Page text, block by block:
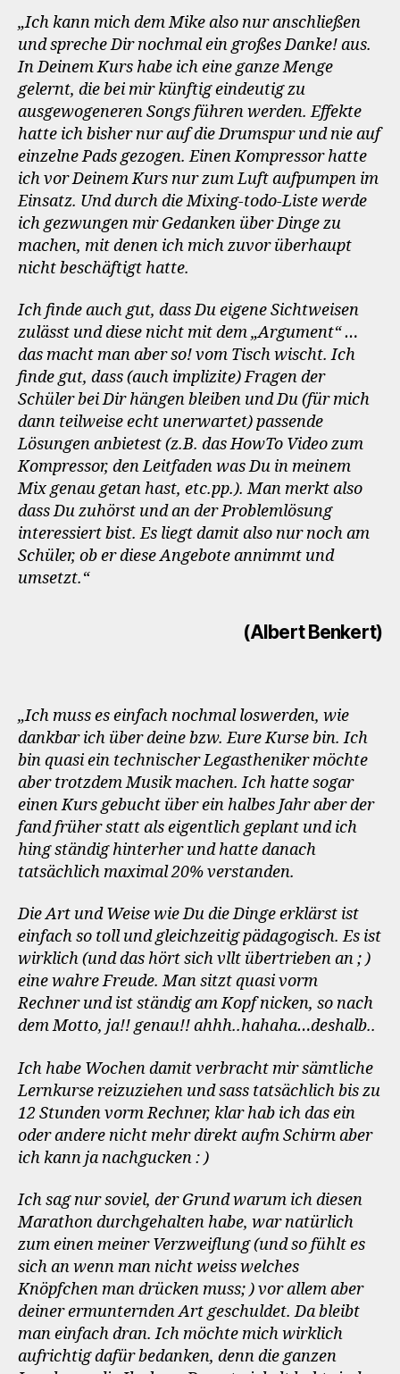
„Ich kann mich dem Mike also nur anschließen
und spreche Dir nochmal ein großes Danke! aus.
In Deinem Kurs habe ich eine ganze Menge
gelernt, die bei mir künftig eindeutig zu
ausgewogeneren Songs führen werden. Effekte
hatte ich bisher nur auf die Drumspur und nie auf
einzelne Pads gezogen. Einen Kompressor hatte
ich vor Deinem Kurs nur zum Luft aufpumpen im
Einsatz. Und durch die Mixing-todo-Liste werde
ich gezwungen mir Gedanken über Dinge zu
machen, mit denen ich mich zuvor überhaupt
nicht beschäftigt hatte.
Ich finde auch gut, dass Du eigene Sichtweisen
zulässt und diese nicht mit dem „Argument“ …
das macht man aber so! vom Tisch wischt. Ich
finde gut, dass (auch implizite) Fragen der
Schüler bei Dir hängen bleiben und Du (für mich
dann teilweise echt unerwartet) passende
Lösungen anbietest (z.B. das HowTo Video zum
Kompressor, den Leitfaden was Du in meinem
Mix genau getan hast, etc.pp.). Man merkt also
dass Du zuhörst und an der Problemlösung
interessiert bist. Es liegt damit also nur noch am
Schüler, ob er diese Angebote annimmt und
umsetzt.“
(Albert Benkert)
„Ich muss es einfach nochmal loswerden, wie
dankbar ich über deine bzw. Eure Kurse bin. Ich
bin quasi ein technischer Legastheniker möchte
aber trotzdem Musik machen. Ich hatte sogar
einen Kurs gebucht über ein halbes Jahr aber der
fand früher statt als eigentlich geplant und ich
hing ständig hinterher und hatte danach
tatsächlich maximal 20% verstanden.
Die Art und Weise wie Du die Dinge erklärst ist
einfach so toll und gleichzeitig pädagogisch. Es ist
wirklich (und das hört sich vllt übertrieben an ; )
eine wahre Freude. Man sitzt quasi vorm
Rechner und ist ständig am Kopf nicken, so nach
dem Motto, ja!! genau!! ahhh..hahaha…deshalb..
Ich habe Wochen damit verbracht mir sämtliche
Lernkurse reizuziehen und sass tatsächlich bis zu
12 Stunden vorm Rechner, klar hab ich das ein
oder andere nicht mehr direkt aufm Schirm aber
ich kann ja nachgucken : )
Ich sag nur soviel, der Grund warum ich diesen
Marathon durchgehalten habe, war natürlich
zum einen meiner Verzweiflung (und so fühlt es
sich an wenn man nicht weiss welches
Knöpfchen man drücken muss; ) vor allem aber
deiner ermunternden Art geschuldet. Da bleibt
man einfach dran. Ich möchte mich wirklich
aufrichtig dafür bedanken, denn die ganzen